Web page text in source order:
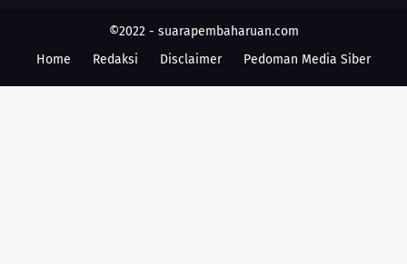
©2022 - suarapembaharuan.com
Home
Redaksi Disclaimer Pedoman Media Siber